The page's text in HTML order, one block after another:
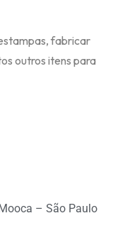
fabricar
outros itens para
– São Paulo